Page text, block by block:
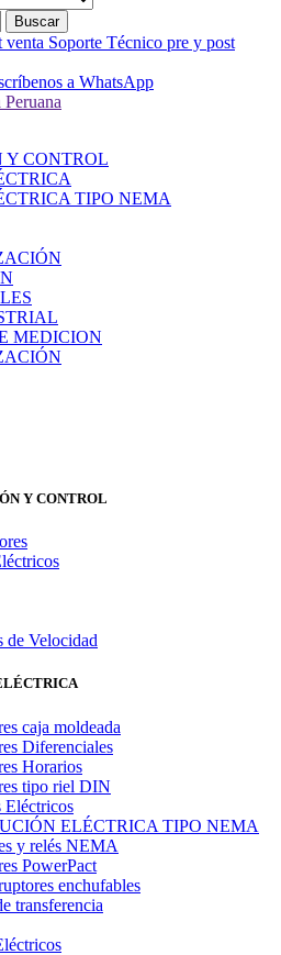
Soporte Técnico pre y post
a WhatsApp
Peruana
CONTROL
TIPO NEMA
MEDICION
Y CONTROL
de Velocidad
caja moldeada
Diferenciales
Horarios
tipo riel DIN
Eléctricos
ELÉCTRICA TIPO NEMA
y relés NEMA
PowerPact
enchufables
transferencia